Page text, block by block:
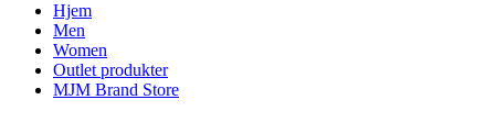
Hjem
Men
Women
Outlet produkter
MJM Brand Store